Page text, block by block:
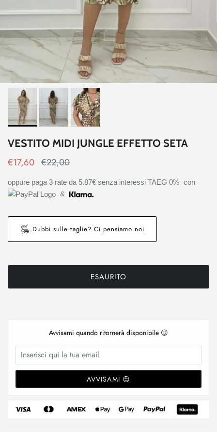
VESTITO MIDI JUNGLE EFFETTO SETA
€17,60 €22,00
oppure paga 3 rate da 5.87€ senza interessi TAEG 0% con
&
Dubbi sulle taglie? Ci pensiamo noi
ESAURITO
Avvisami quando ritornerà disponibile 😌
AVVISAMI 😍